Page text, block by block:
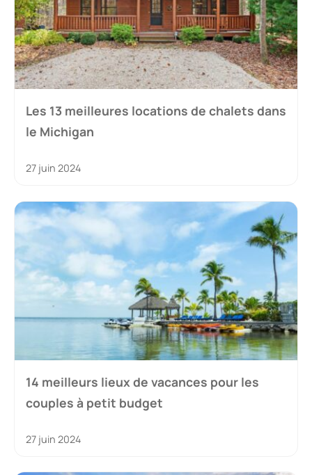
Les 13 meilleures locations de chalets dans
le Michigan
27 juin 2024
14 meilleurs lieux de vacances pour les
couples à petit budget
27 juin 2024